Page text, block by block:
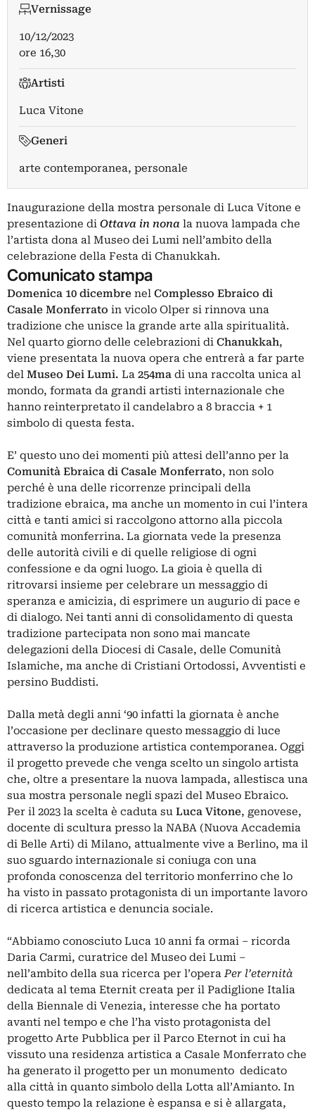
Vernissage
10/12/2023
ore 16,30
Artisti
Luca Vitone
Generi
arte contemporanea, personale
Inaugurazione della mostra personale di Luca Vitone e
presentazione di Ottava in nona la nuova lampada che
l’artista dona al Museo dei Lumi nell’ambito della
celebrazione della Festa di Chanukkah.
Comunicato stampa
Domenica 10 dicembre nel Complesso Ebraico di
Casale Monferrato in vicolo Olper si rinnova una
tradizione che unisce la grande arte alla spiritualità.
Nel quarto giorno delle celebrazioni di Chanukkah,
viene presentata la nuova opera che entrerà a far parte
del Museo Dei Lumi. La 254ma di una raccolta unica al
mondo, formata da grandi artisti internazionale che
hanno reinterpretato il candelabro a 8 braccia + 1
simbolo di questa festa.
E’ questo uno dei momenti più attesi dell’anno per la
Comunità Ebraica di Casale Monferrato, non solo
perché è una delle ricorrenze principali della
tradizione ebraica, ma anche un momento in cui l’intera
città e tanti amici si raccolgono attorno alla piccola
comunità monferrina. La giornata vede la presenza
delle autorità civili e di quelle religiose di ogni
confessione e da ogni luogo. La gioia è quella di
ritrovarsi insieme per celebrare un messaggio di
speranza e amicizia, di esprimere un augurio di pace e
di dialogo. Nei tanti anni di consolidamento di questa
tradizione partecipata non sono mai mancate
delegazioni della Diocesi di Casale, delle Comunità
Islamiche, ma anche di Cristiani Ortodossi, Avventisti e
persino Buddisti.
Dalla metà degli anni ‘90 infatti la giornata è anche
l’occasione per declinare questo messaggio di luce
attraverso la produzione artistica contemporanea. Oggi
il progetto prevede che venga scelto un singolo artista
che, oltre a presentare la nuova lampada, allestisca una
sua mostra personale negli spazi del Museo Ebraico.
Per il 2023 la scelta è caduta su Luca Vitone, genovese,
docente di scultura presso la NABA (Nuova Accademia
di Belle Arti) di Milano, attualmente vive a Berlino, ma il
suo sguardo internazionale si coniuga con una
profonda conoscenza del territorio monferrino che lo
ha visto in passato protagonista di un importante lavoro
di ricerca artistica e denuncia sociale.
“Abbiamo conosciuto Luca 10 anni fa ormai – ricorda
Daria Carmi, curatrice del Museo dei Lumi –
nell’ambito della sua ricerca per l’operaPer l’eternità
dedicata al tema Eternit creata per il Padiglione Italia
della Biennale di Venezia, interesse che ha portato
avanti nel tempo e che l’ha visto protagonista del
progetto Arte Pubblica per il Parco Eternot in cui ha
vissuto una residenza artistica a Casale Monferrato che
ha generato il progetto per un monumento dedicato
alla città in quanto simbolo della Lotta all’Amianto. In
questo tempo la relazione è espansa e si è allargata,